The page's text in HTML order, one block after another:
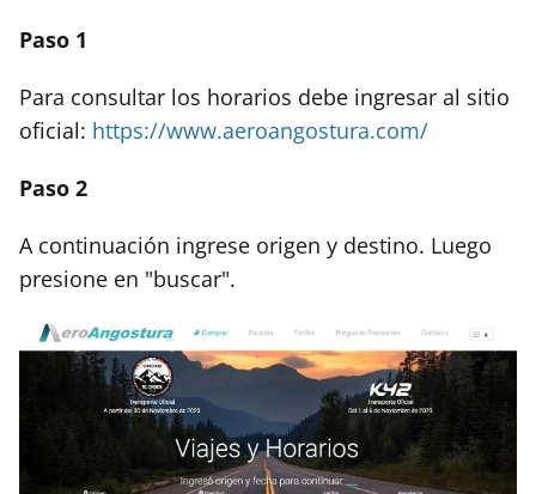
Paso 1
Para consultar los horarios debe ingresar al sitio
oficial: https://www.aeroangostura.com/
Paso 2
A continuación ingrese origen y destino. Luego
presione en "buscar".